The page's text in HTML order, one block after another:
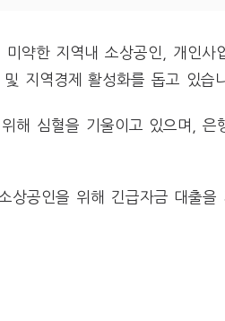
약한 지역내 소상공인, 개인사
지역경제 활성화를 돕고 있습
해 심혈을 기울이고 있으며, 은
공인을 위해 긴급자금 대출을